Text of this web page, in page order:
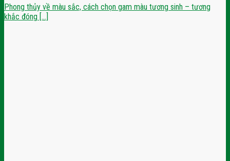
Phong thủy về màu sắc, cách chọn gam màu tương sinh – tương
khắc đóng [...]